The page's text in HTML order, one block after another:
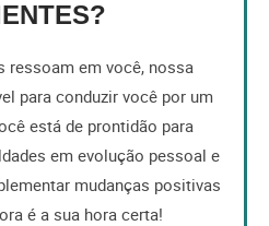
ressoam em você, nossa
para conduzir você por um
está de prontidão para
em evolução pessoal e
mudanças positivas
é a sua hora certa!